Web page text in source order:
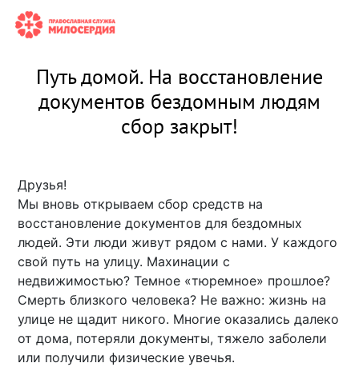
Путь домой. На восстановление
документов бездомным людям
сбор закрыт!
Друзья!
Мы вновь открываем сбор средств на
восстановление документов для бездомных
людей. Эти люди живут рядом с нами. У каждого
свой путь на улицу. Махинации с
недвижимостью? Темное «тюремное» прошлое?
Смерть близкого человека? Не важно: жизнь на
улице не щадит никого. Многие оказались далеко
от дома, потеряли документы, тяжело заболели
или получили физические увечья.